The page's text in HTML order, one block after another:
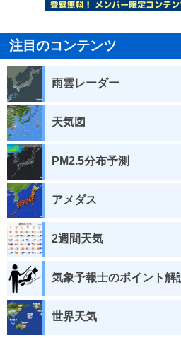
注目のコンテンツ
雨雲レーダー
天気図
PM2.5分布予測
アメダス
2週間天気
気象予報士のポイント解
世界天気